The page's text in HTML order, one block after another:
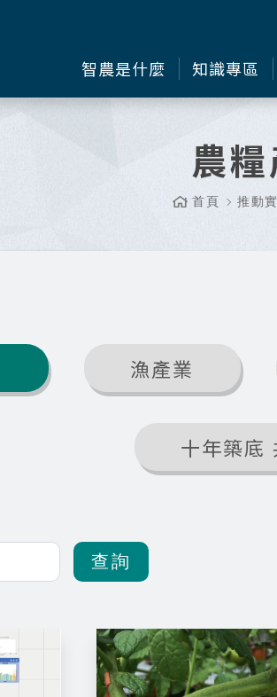
智農是什麼 知識專區
農
首頁 推動
漁產業
十年築底